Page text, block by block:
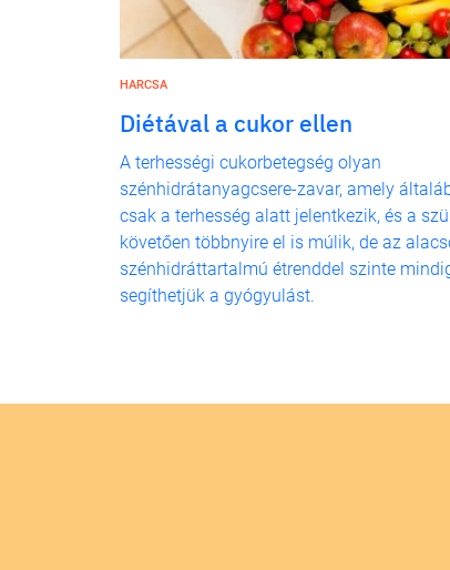
HARCSA
Diétával a cukor ellen
A terhességi cukorbetegség olyan
szénhidrátanyagcsere-zavar, amely
csak a terhesség alatt jelentkezik, és a
követően többnyire el is múlik, de az
szénhidráttartalmú étrenddel szinte
segíthetjük a gyógyulást.